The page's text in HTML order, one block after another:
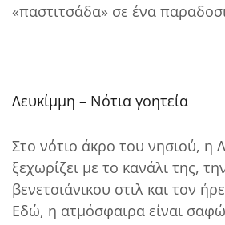
«παστιτσάδα» σε ένα
Λευκίμμη – Νότια γοητεία
Στο νότιο άκρο του νησιού, η
ξεχωρίζει με το κανάλι της,
βενετσιάνικου στιλ και τον
Εδώ, η ατμόσφαιρα είναι